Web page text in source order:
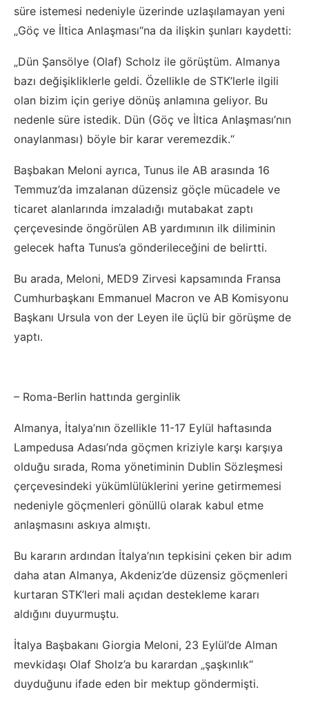
süre istemesi nedeniyle üzerinde uzlaşılamayan yeni
„Göç ve İltica Anlaşması“na da ilişkin şunları kaydetti:
„Dün Şansölye (Olaf) Scholz ile görüştüm. Almanya
bazı değişikliklerle geldi. Özellikle de STK’lerle ilgili
olan bizim için geriye dönüş anlamına geliyor. Bu
nedenle süre istedik. Dün (Göç ve İltica Anlaşması’nın
onaylanması) böyle bir karar veremezdik.“
Başbakan Meloni ayrıca, Tunus ile AB arasında 16
Temmuz’da imzalanan düzensiz göçle mücadele ve
ticaret alanlarında imzaladığı mutabakat zaptı
çerçevesinde öngörülen AB yardımının ilk diliminin
gelecek hafta Tunus’a gönderileceğini de belirtti.
Bu arada, Meloni, MED9 Zirvesi kapsamında Fransa
Cumhurbaşkanı Emmanuel Macron ve AB Komisyonu
Başkanı Ursula von der Leyen ile üçlü bir görüşme de
yaptı.
– Roma-Berlin hattında gerginlik
Almanya, İtalya’nın özellikle 11-17 Eylül haftasında
Lampedusa Adası’nda göçmen kriziyle karşı karşıya
olduğu sırada, Roma yönetiminin Dublin Sözleşmesi
çerçevesindeki yükümlülüklerini yerine getirmemesi
nedeniyle göçmenleri gönüllü olarak kabul etme
anlaşmasını askıya almıştı.
Bu kararın ardından İtalya’nın tepkisini çeken bir adım
daha atan Almanya, Akdeniz’de düzensiz göçmenleri
kurtaran STK’leri mali açıdan destekleme kararı
aldığını duyurmuştu.
İtalya Başbakanı Giorgia Meloni, 23 Eylül’de Alman
mevkidaşı Olaf Sholz’a bu karardan „şaşkınlık“
duyduğunu ifade eden bir mektup göndermişti.